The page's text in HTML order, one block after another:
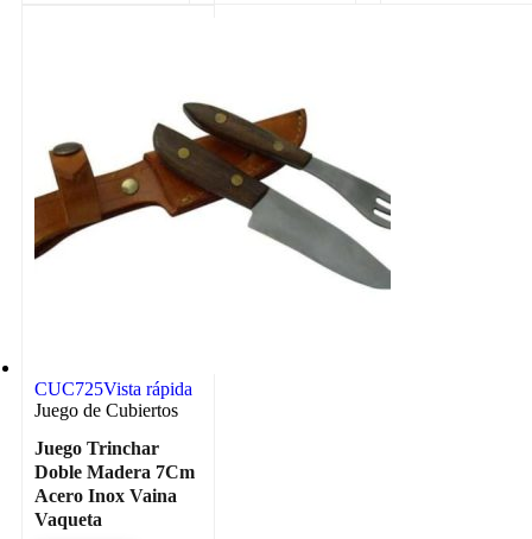
CUC725Vista rápida
Juego de Cubiertos
Juego Trinchar
Doble Madera 7Cm
Acero Inox Vaina
Vaqueta